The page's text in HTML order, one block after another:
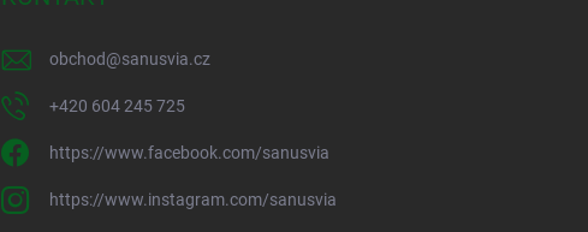
obchod@sanusvia.cz
+420 604 245 725
https://www.facebook.com/sanusvia
https://www.instagram.com/sanusvia